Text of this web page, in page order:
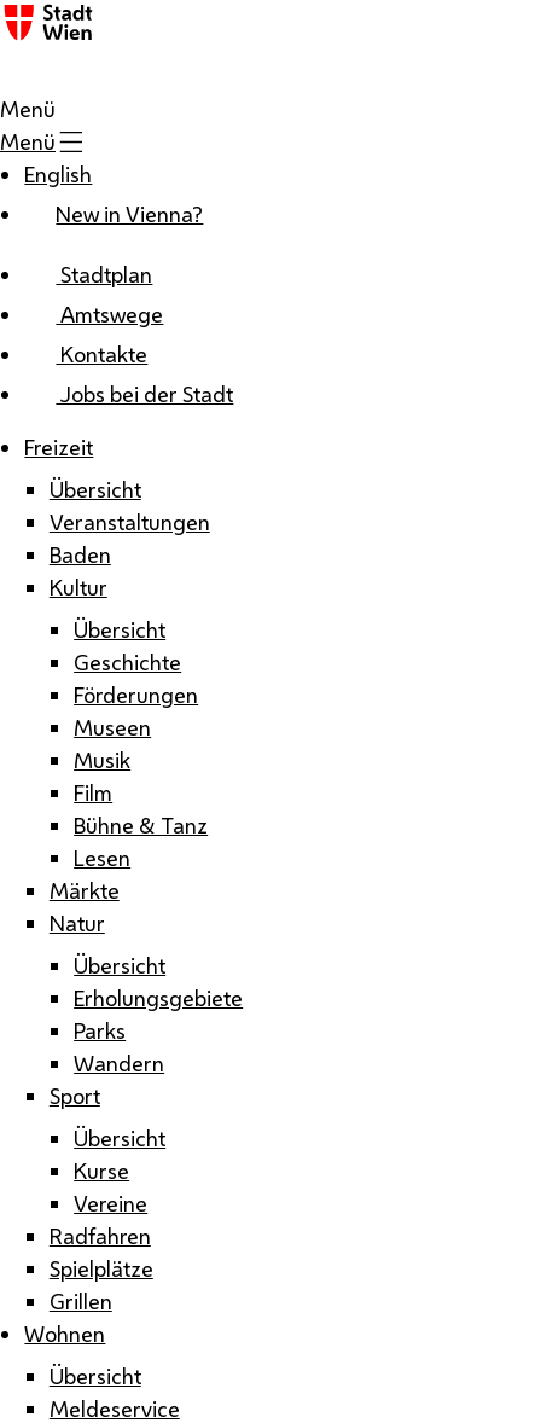
Zum Inhalt
Menü
Menü
English
New in Vienna?
Stadtplan
Amtswege
Kontakte
Jobs bei der Stadt
Freizeit
Übersicht
Veranstaltungen
Baden
Kultur
Übersicht
Geschichte
Förderungen
Museen
Musik
Film
Bühne & Tanz
Lesen
Märkte
Natur
Übersicht
Erholungsgebiete
Parks
Wandern
Sport
Übersicht
Kurse
Vereine
Radfahren
Spielplätze
Grillen
Wohnen
Übersicht
Meldeservice